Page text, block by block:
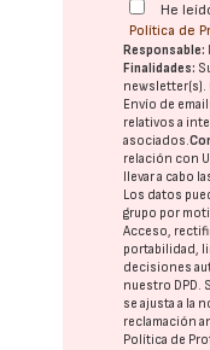
He
Política de
Responsable:
Finalidades:
newsletter(s).
Envío de
relativos a
asociados.
relación con
llevar a cabo
Los datos
grupo por
Acceso,
portabilidad,
decisiones
nuestro DPD.
se ajusta a la
reclamación
Política de